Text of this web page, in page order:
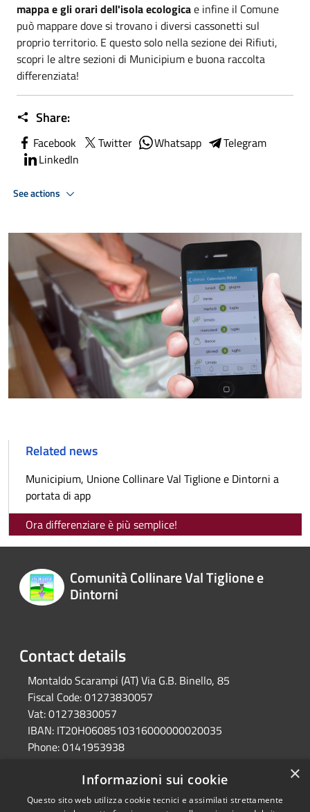
mappa e gli orari dell'isola ecologicae infine il Comune
può mappare dove si trovano i diversi cassonetti sul
proprio territorio. E questo solo nella sezione dei Rifiuti,
scopri le altre sezioni di Municipium e buona raccolta
differenziata!
Share:
Facebook Twitter Whatsapp
Telegram
LinkedIn
See actions
Related news
Municipium, Unione Collinare Val Tiglione e Dintorni a
portata di app
Ora differenziare è più semplice!
Comunità Collinare Val Tiglione e
Dintorni
Contact details
Montaldo Scarampi (AT) Via G.B. Binello, 85
Fiscal Code:01273830057
Vat:01273830057
IBAN: IT20H0608510316000000020035
Phone:0141953938
×
Informazioni sui cookie
Questo sito web utilizza cookie tecnici e assimilati strettamente